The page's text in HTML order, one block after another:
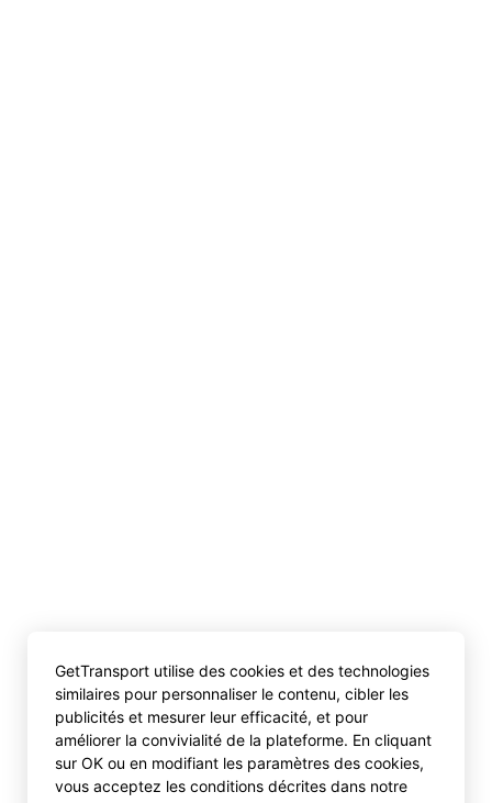
GetTransport utilise des cookies et des technologies
similaires pour personnaliser le contenu, cibler les
publicités et mesurer leur efficacité, et pour
améliorer la convivialité de la plateforme. En cliquant
sur OK ou en modifiant les paramètres des cookies,
vous acceptez les conditions décrites dans notre